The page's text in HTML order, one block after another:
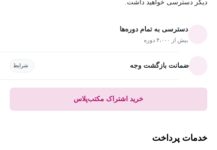
دیگر دسترسی خواهید داشت.
دسترسی به تمام دوره‌ها
بیش از ۴،۰۰۰ دوره
ضمانت بازگشت وجه شرایط
خرید اشتراک مکتب‌پلاس
خدمات پرداخت